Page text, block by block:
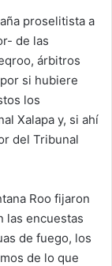
proselitista a
de las
árbitros
si hubiere
los
Xalapa y, si ahí
del Tribunal
Roo fijaron
las encuestas
de fuego, los
de lo que